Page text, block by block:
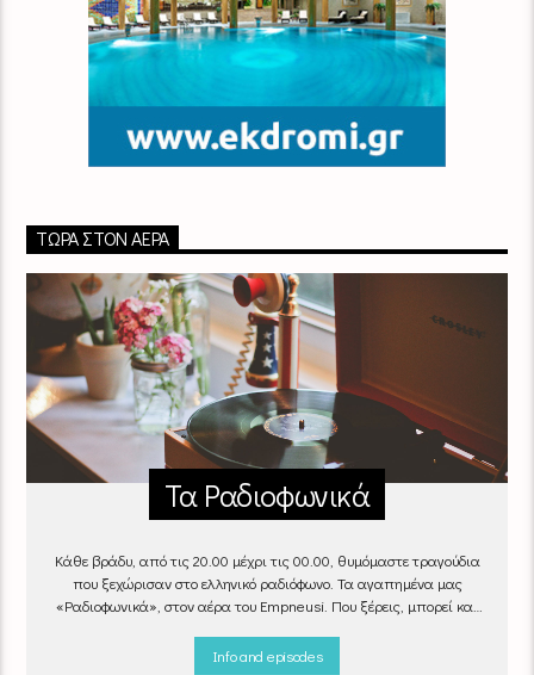
ΤΏΡΑ ΣΤΟΝ ΑΈΡΑ
Τα Ραδιοφωνικά
Κάθε βράδυ, από τις 20.00 μέχρι τις 00.00, θυμόμαστε τραγούδια
που ξεχώρισαν στο ελληνικό ραδιόφωνο. Τα αγαπημένα μας
«Ραδιοφωνικά», στον αέρα του Empneusi. Που ξέρεις, μπορεί και
:00 – 00:00στονEmpneusi 107 FM
Info and episodes